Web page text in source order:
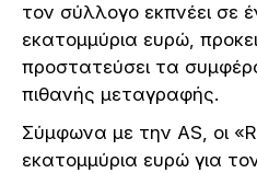
τον σύλλογο εκπνέει σε
εκατομμύρια ευρώ,
προστατεύσει τα
πιθανής μεταγραφής.
Σύμφωνα με την AS, οι
εκατομμύρια ευρώ για